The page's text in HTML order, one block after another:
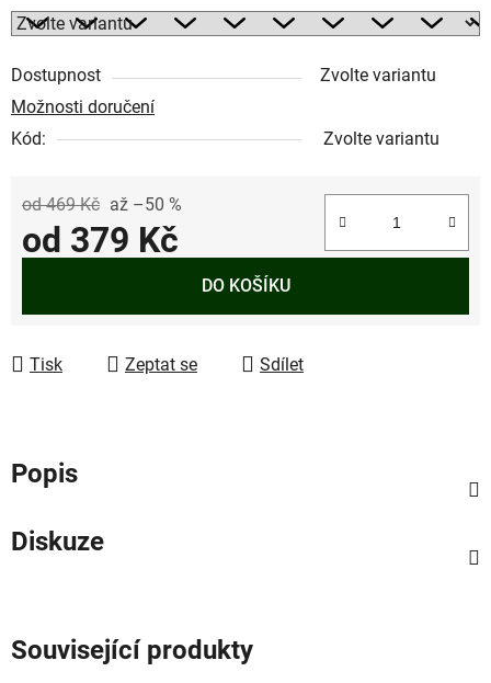
Dostupnost
Zvolte variantu
Možnosti doručení
Kód:
Zvolte variantu
od 469 Kč až –50 %
od 379 Kč
DO KOŠÍKU
Tisk Zeptat se Sdílet
Popis
Diskuze
Související produkty